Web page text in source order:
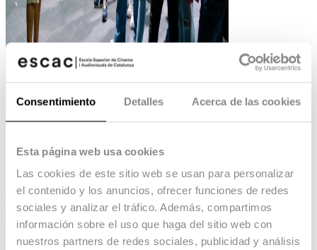
Consentimiento Detalles Acerca de las cookies
Esta página web usa cookies
Las cookies de este sitio web se usan para personalizar
el contenido y los anuncios, ofrecer funciones de redes
sociales y analizar el tráfico. Además, compartimos
información sobre el uso que haga del sitio web con
nuestros partners de redes sociales, publicidad y análisis
Descubre las Profesiones del Audiovisual
Nuestra oferta de visitas escolares es una
exploren el mundo de las profesiones
audiovisuales. Durante estas visitas, podrán
sumergirse en el universo del cine y la televisión.
Aquí te contamos lo que puedes esperar: